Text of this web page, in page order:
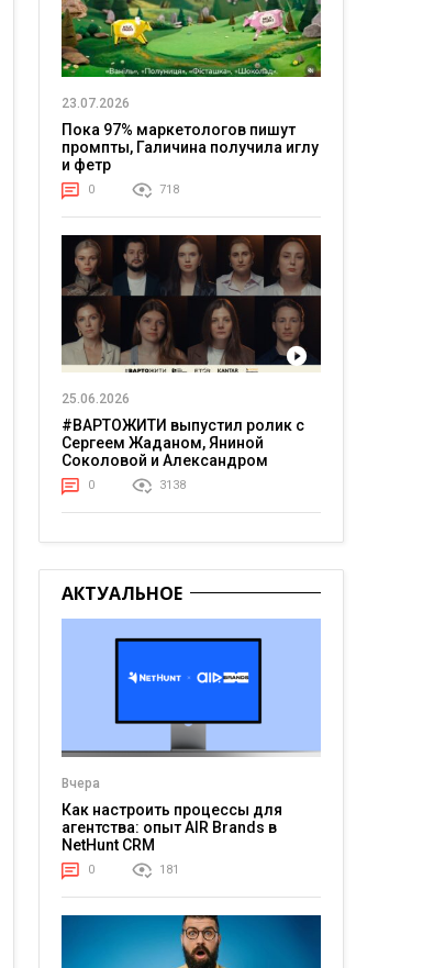
23.07.2026
Пока 97% маркетологов пишут
промпты, Галичина получила иглу
и фетр
0 718
25.06.2026
#ВАРТОЖИТИ выпустил ролик с
Сергеем Жаданом, Яниной
Соколовой и Александром
Тереном о жизни в постоянном
напряжении
0 3138
АКТУАЛЬНОЕ
Вчера
Как настроить процессы для
агентства: опыт AIR Brands в
NetHunt CRM
0 181